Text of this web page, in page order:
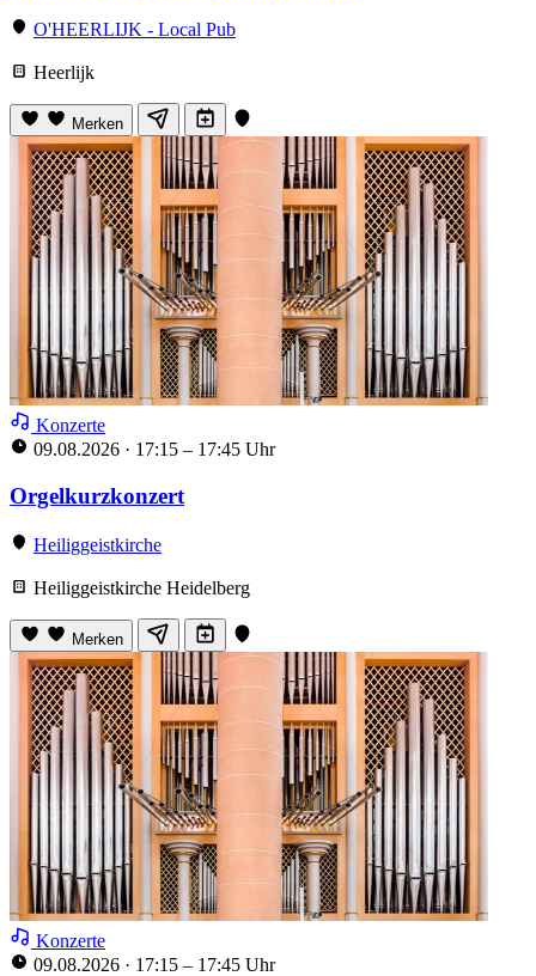
O'HEERLIJK - Local Pub
Heerlijk
Merken
Konzerte
09.08.2026 · 17:15 – 17:45 Uhr
Orgelkurzkonzert
Heiliggeistkirche
Heiliggeistkirche Heidelberg
Merken
Konzerte
09.08.2026 · 17:15 – 17:45 Uhr